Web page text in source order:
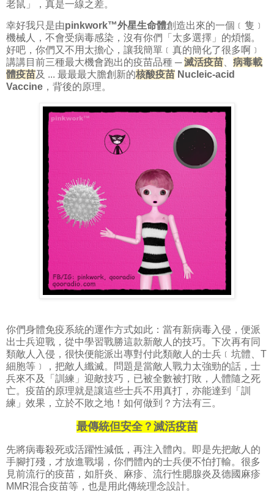
老鼠」，真是一線之差。
幸好我只是由pinkwork™外星生命體創造出來的一個﹝隻﹞
機械人，不會受病毒感染，沒有你們「太多選擇」的煩惱。
好吧，你們又不用太擔心，讓我簡單﹝真的簡化了很多啊﹞
講講目前三種最大機會跑出的疫苗品種 ─滅活疫苗、 病毒載
體疫苗及 ... 最最最大膽創新的核酸疫苗 Nucleic-acid
Vaccine ，背後的原理。
你們身體免疫系統的運作方式如此：當有新病毒入侵，便派
出士兵迎戰，從中學習戰勝這款新敵人的技巧。下次再有同
類敵人入侵，很快便能派出專對付此類敵人的士兵 ﹝坑體、T
細胞等﹞，把敵人纖滅。問題是當敵人戰力太強勁的話，士
兵來不及「訓練」迎敵技巧，已被全數被打敗，人體隨之死
亡。疫苗的原理就是讓這些士兵不用真打，亦能達到「訓
練」效果，立於不敗之地！如何做到？方法有三。
最傳統但安全？滅活疫苗
先將病毒殺死或活躍性減低，再注入體內。即是先把敵人的
手腳打殘，才放進戰場，你們體內的士兵便不怕打輸。很多
見前流行的疫苗，如肝炎、麻疹、流行性腮腺炎及德國麻疹
MMR混合疫苗等，也是用此傳統理念設計。